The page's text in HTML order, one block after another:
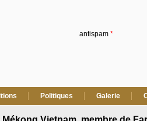
antispam *
Politiques Galerie